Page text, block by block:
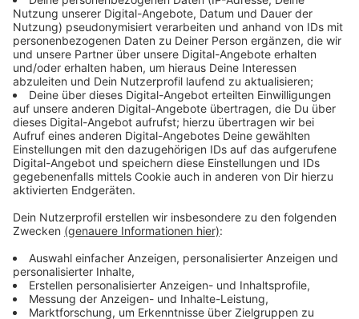
wird es problematisch in den Wäldern, sagt unser
Förster – erwartet werden aber mehr als 100
Stundenkilometern. Deshalb appelliert der Förster:
geht am besten schon jetzt nicht mehr in die Wälder.
Probleme bereiten vor allem tote Fichten und der
durch den vielen Regen aufgeweichte Boden – der
Wind könnte also einige Bäume recht leicht umblasen.
Gefährlich sind außerdem Buchen. Die haben durch die
letzten Jahre Trockenschäden, warnt der Förster.
Ohne dass es vorher knackt, könnten tote Äste aus
dem Kronenbereich Spaziergängern auf den Kopf
fallen.
Die städtischen Sportplatzanlagen sind bis
Donnerstag 18 Uhr aus Sicherheitsgründen gesperrt.
Die Vereine werden aktuell über den SportBund
informiert und um Umsetzung gebeten. Auch der